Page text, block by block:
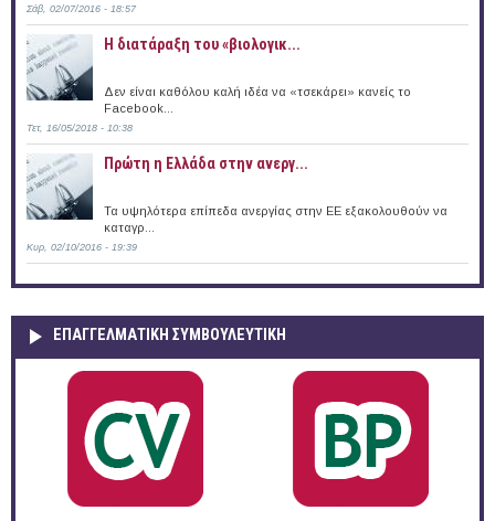
Σάβ, 02/07/2016 - 18:57
Η διατάραξη του «βιολογικ...
Δεν είναι καθόλου καλή ιδέα να «τσεκάρει» κανείς το
Facebook...
Τετ, 16/05/2018 - 10:38
Πρώτη η Ελλάδα στην ανεργ...
Τα υψηλότερα επίπεδα ανεργίας στην ΕΕ εξακολουθούν να
καταγρ...
Κυρ, 02/10/2016 - 19:39
ΕΠΑΓΓΕΛΜΑΤΙΚΉ ΣΥΜΒΟΥΛΕΥΤΙΚΉ